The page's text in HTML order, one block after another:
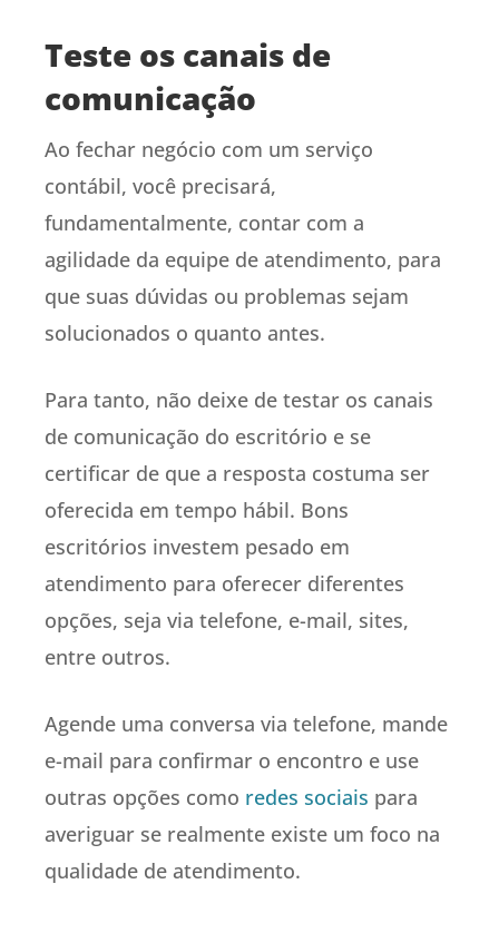
Teste os canais de
comunicação
Ao fechar negócio com um serviço
contábil, você precisará,
fundamentalmente, contar com a
agilidade da equipe de atendimento, para
que suas dúvidas ou problemas sejam
solucionados o quanto antes.
Para tanto, não deixe de testar os canais
de comunicação do escritório e se
certificar de que a resposta costuma ser
oferecida em tempo hábil. Bons
escritórios investem pesado em
atendimento para oferecer diferentes
opções, seja via telefone, e-mail, sites,
entre outros.
Agende uma conversa via telefone, mande
e-mail para confirmar o encontro e use
outras opções como redes sociais para
averiguar se realmente existe um foco na
qualidade de atendimento.